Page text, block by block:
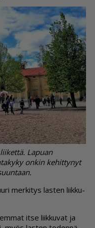
Lapuan
onkin kehittynyt
mer­ki­tys las­ten liik­ku­
it­se liik­ku­vat ja